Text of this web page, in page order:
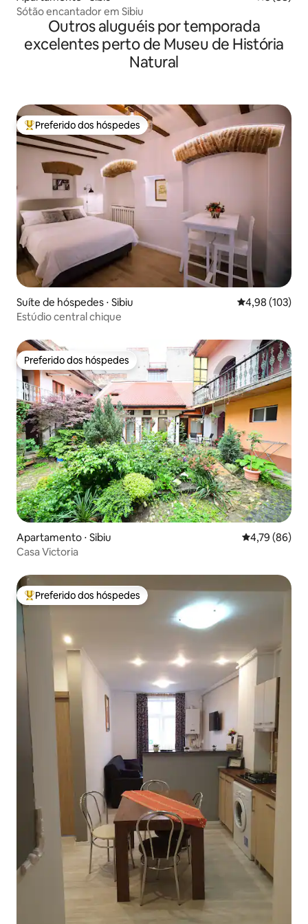
Sótão encantador em Sibiu
Outros aluguéis por temporada
excelentes perto de Museu de História
Natural
Entre os melhores preferidos dos hóspedes
Preferido dos hóspedes
Suíte de hóspedes ⋅ Sibiu 4,98 de uma
4,98 (103)
Estúdio central chique
Preferido dos hóspedes
Preferido dos hóspedes
Apartamento ⋅ Sibiu 4,79 de uma
4,79 (86)
Casa Victoria
Entre os melhores preferidos dos hóspedes
Preferido dos hóspedes